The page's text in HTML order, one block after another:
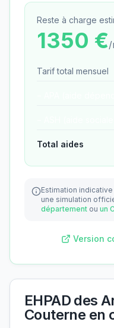
Reste à charge
1350 €/
Tarif total mensuel
Total aides
Estimation
une simulation
département ou un
Version
EHPAD des
Couterne en